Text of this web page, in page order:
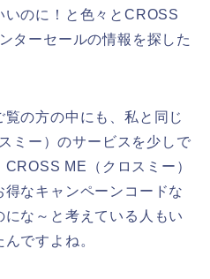
のに！と色々とCROSS
ターセールの情報を探した
の方の中にも、私と同じ
ミー）のサービスを少しで
ME（クロスミー）
なキャンペーンコードな
な～と考えている人もい
ですよね。